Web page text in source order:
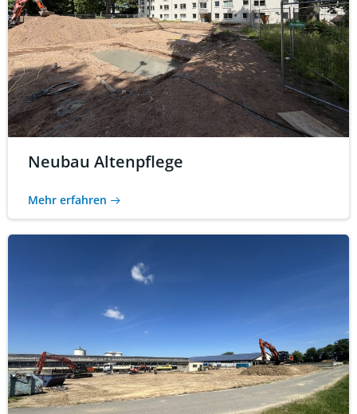
Neubau Altenpflege
Mehr erfahren